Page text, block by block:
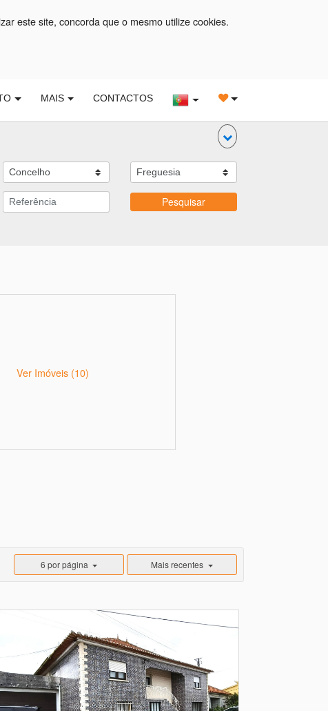
este site, concorda que o mesmo utilize cookies.
MAIS CONTACTOS
Pesquisar
Ver Imóveis(10)
6 por página Mais recentes